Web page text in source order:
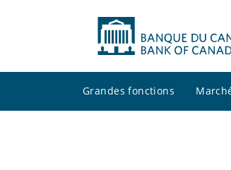
Grandes fonctions